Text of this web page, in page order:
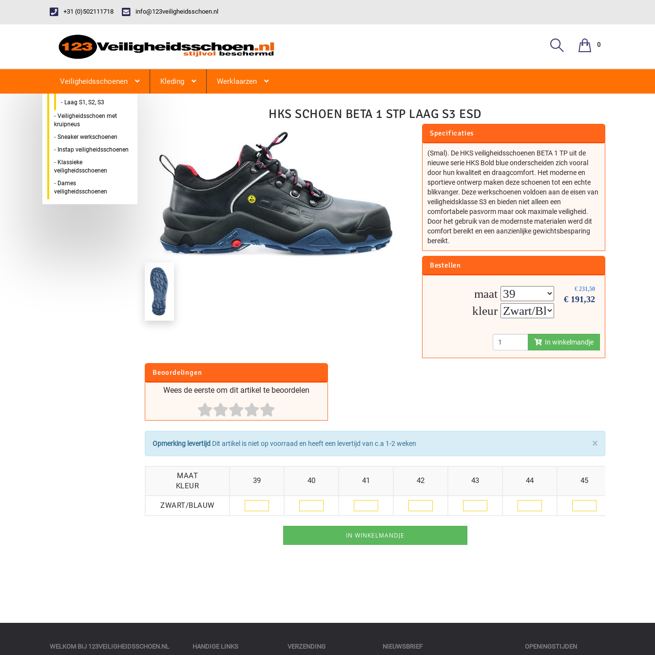
+31 (0)502111718 info@123veiligheidsschoen.nl
0
Veiligheidsschoenen Kleding Werklaarzen
123Veiligheidsschoen Veiligheidsschoen Hoog & Laag Veiligheidsschoenen Laag S1, S2, S3
HKS SCHOEN BETA 1 STP LAAG S3 ESD
Specificaties
(Smal). De HKS veiligheidsschoenen BETA 1 TP uit de
nieuwe serie HKS Bold blue onderscheiden zich vooral
door hun kwaliteit en draagcomfort. Het moderne en
sportieve ontwerp maken deze schoenen tot een echte
blikvanger. Deze werkschoenen voldoen aan de eisen van
veiligheidsklasse S3 en bieden niet alleen een
comfortabele pasvorm maar ook maximale veiligheid.
Door het gebruik van de modernste materialen werd dit
comfort bereikt en een aanzienlijke gewichtsbesparing
bereikt.
Bestellen
€ 231,50
€ 191,32
maat
kleur
In winkelmandje
Beoordelingen
Wees de eerste om dit artikel te beoordelen
×
Opmerking levertijd Dit artikel is niet op voorraad en heeft een levertijd van c.a 1-2 weken
MAAT
KLEUR
39 40 41 42 43 44 45
ZWART/BLAUW
Categorieen
Veiligheidsschoen Hoog &
Laag
Laag S1, S2, S3
Veiligheidsschoen met
kruipneus
Sneaker werkschoenen
Instap veiligheidsschoenen
Klassieke
veiligheidsschoenen
Dames
veiligheidsschoenen
WELKOM BIJ 123VEILIGHEIDSSCHOEN.NL HANDIGE LINKS VERZENDING NIEUWSBRIEF OPENINGSTIJDEN